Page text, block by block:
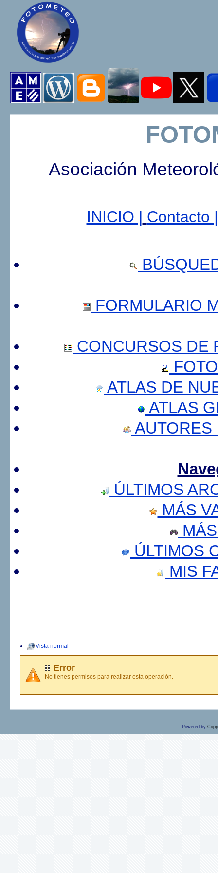
Asociación
INICIO | Contacto |
FORMULARIO
CONCURSOS DE
ATLAS DE
ATLAS
AUTORES
ÚLTIMOS
MÁS
ÚLTIMOS
MIS
Vista normal
Error
No tienes permisos para realizar esta operación.
Powered by